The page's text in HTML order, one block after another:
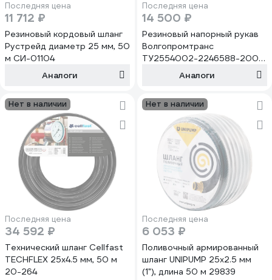
Последняя цена
11 712 ₽
Резиновый кордовый шланг
Рустрейд диаметр 25 мм, 50
м СИ-01104
Аналоги
Последняя цена
14 500 ₽
Резиновый напорный рукав
Волгопромтранс
ТУ2554002-2246588-200 с
нитяным каркасом,
Аналоги
Нет в наличии
Последняя цена
34 592 ₽
Технический шланг Cellfast
TECHFLEX 25x4.5 мм, 50 м
20-264
Нет в наличии
Последняя цена
6 053 ₽
Поливочный армированный
шланг UNIPUMP 25х2.5 мм
(1"), длина 50 м 29839